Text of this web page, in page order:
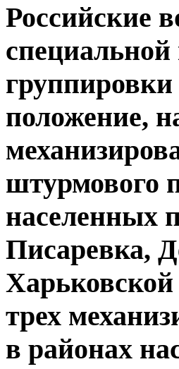
Российские
положение,
штурмового
населенных
Писаревка,
трех
в районах